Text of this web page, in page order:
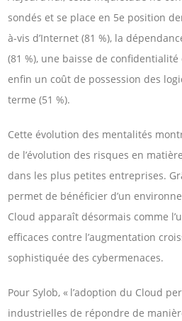
sondés et se place en 5e position
à-vis d’Internet (81 %), la
(81 %), une baisse de confidentialité
enfin un coût de possession des
terme (51 %).
Cette évolution des mentalités
de l’évolution des risques en
dans les plus petites entreprises.
permet de bénéficier d’un
Cloud apparaît désormais comme
efficaces contre l’augmentation
sophistiquée des cybermenaces.
Pour Sylob, « l’adoption du Cloud
industrielles de répondre de